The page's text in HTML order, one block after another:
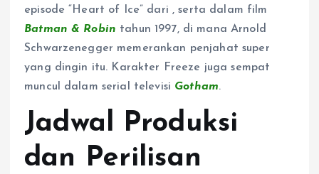
episode “Heart of Ice” dari , serta dalam film
Batman & Robin tahun 1997, di mana Arnold
Schwarzenegger memerankan penjahat super
yang dingin itu. Karakter Freeze juga sempat
muncul dalam serial televisi Gotham.
Jadwal Produksi
dan Perilisan